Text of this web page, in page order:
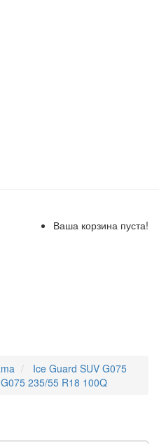
Ваша корзина пуста!
Ice Guard SUV G075
235/55 R18 100Q